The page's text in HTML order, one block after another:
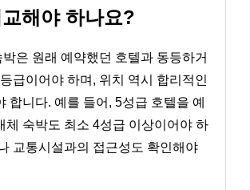
해야 하나요?
은 원래 예약했던 호텔과 동등하거
급이어야 하며, 위치 역시 합리적인
합니다. 예를 들어, 5성급 호텔을 예
체 숙박도 최소 4성급 이상이어야 하
교통시설과의 접근성도 확인해야